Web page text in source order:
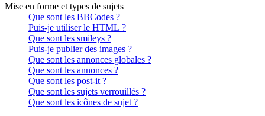
Mise en forme et types de sujets
Que sont les BBCodes ?
Puis-je utiliser le HTML ?
Que sont les smileys ?
Puis-je publier des images ?
Que sont les annonces globales ?
Que sont les annonces ?
Que sont les post-it ?
Que sont les sujets verrouillés ?
Que sont les icônes de sujet ?